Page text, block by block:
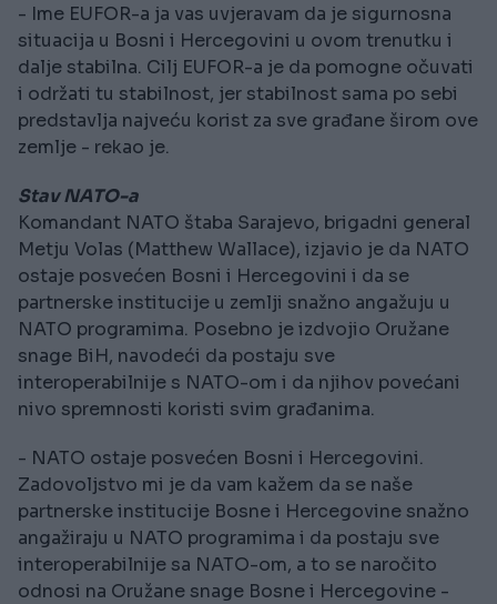
- Ime EUFOR-a ja vas uvjeravam da je sigurnosna
situacija u Bosni i Hercegovini u ovom trenutku i
dalje stabilna. Cilj EUFOR-a je da pomogne očuvati
i održati tu stabilnost, jer stabilnost sama po sebi
predstavlja najveću korist za sve građane širom ove
zemlje - rekao je.
Stav NATO-a
Komandant NATO štaba Sarajevo, brigadni general
Metju Volas (Matthew Wallace), izjavio je da NATO
ostaje posvećen Bosni i Hercegovini i da se
partnerske institucije u zemlji snažno angažuju u
NATO programima. Posebno je izdvojio Oružane
snage BiH, navodeći da postaju sve
interoperabilnije s NATO-om i da njihov povećani
nivo spremnosti koristi svim građanima.
- NATO ostaje posvećen Bosni i Hercegovini.
Zadovoljstvo mi je da vam kažem da se naše
partnerske institucije Bosne i Hercegovine snažno
angažiraju u NATO programima i da postaju sve
interoperabilnije sa NATO-om, a to se naročito
odnosi na Oružane snage Bosne i Hercegovine -